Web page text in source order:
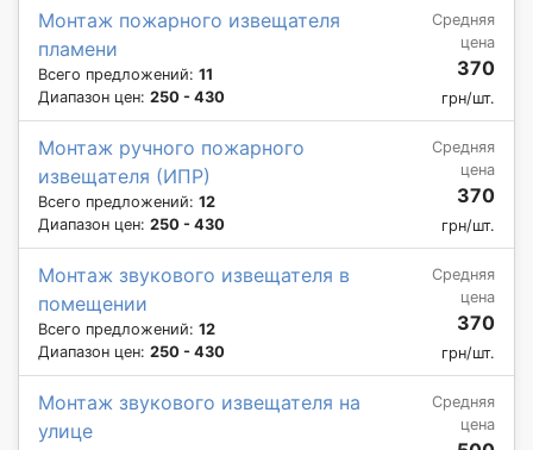
Монтаж пожарного извещателя
пламени
Всего предложений: 11
Диапазон цен: 250 - 430
Средняя
цена
370
грн/шт.
Монтаж ручного пожарного
извещателя (ИПР)
Всего предложений: 12
Диапазон цен: 250 - 430
Средняя
цена
370
грн/шт.
Монтаж звукового извещателя в
помещении
Всего предложений: 12
Диапазон цен: 250 - 430
Средняя
цена
370
грн/шт.
Монтаж звукового извещателя на
улице
Средняя
цена